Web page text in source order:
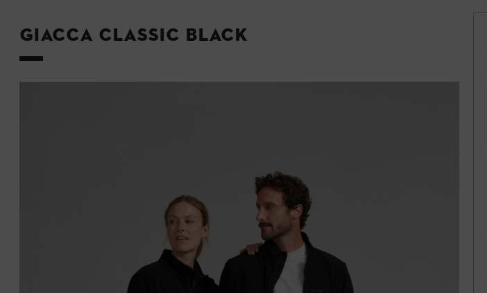
Giacca CLASSIC BLACK